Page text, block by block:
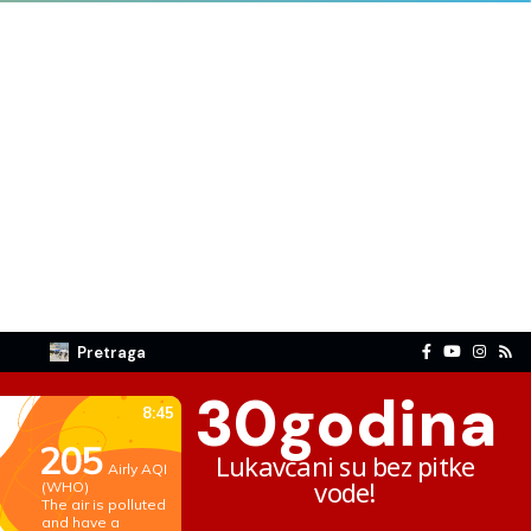
Pretraga
30godina
Lukavčani su bez pitke
vode!